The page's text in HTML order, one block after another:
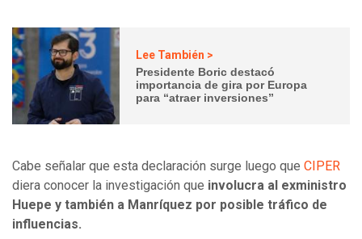
Lee También >
Presidente Boric destacó
importancia de gira por Europa
para “atraer inversiones”
Cabe señalar que esta declaración surge luego que CIPER
diera conocer la investigación que involucra al exministro
Huepe y también a Manríquez por posible tráfico de
influencias.